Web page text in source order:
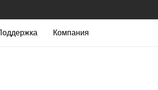
Компания